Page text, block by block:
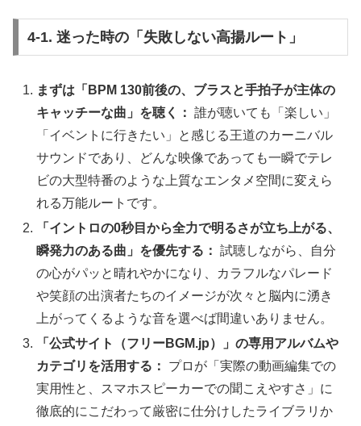
4-1. 迷った時の「失敗しない高揚ルート」
まずは「BPM 130前後の、ブラスと手拍子が主体の
キャッチーな曲」を聴く： 誰が聴いても「楽しい」
「イベントに行きたい」と感じる王道のカーニバル
サウンドであり、どんな映像であっても一瞬でテレ
ビの大型特番のような上質なエンタメ空間に変えら
れる万能ルートです。
「イントロの0秒目から全力で明るさが立ち上がる、
瞬発力のある曲」を優先する： 試聴しながら、自分
の心がパッと晴れやかになり、カラフルなパレード
や笑顔の出演者たちのイメージが次々と脳内に湧き
上がってくるような音を選べば間違いありません。
「公式サイト（フリーBGM.jp）」の専用アルバムや
カテゴリを活用する：
プロが「実際の動画編集での
実用性と、スマホスピーカーでの聞こえやすさ」に
徹底的にこだわって厳密に仕分けしたライブラリか